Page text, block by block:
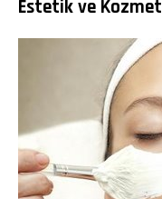
Estetik ve